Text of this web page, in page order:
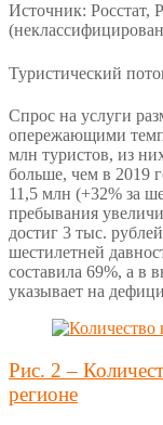
Источник: Росстат,
Туристический
Спрос на услуги
опережающими
млн туристов, из
больше, чем в 2019
11,5 млн (+32% за
пребывания
достиг 3 тыс.
шестилетней
составила 69%, а в
указывает на
Рис. 2 –
регионе